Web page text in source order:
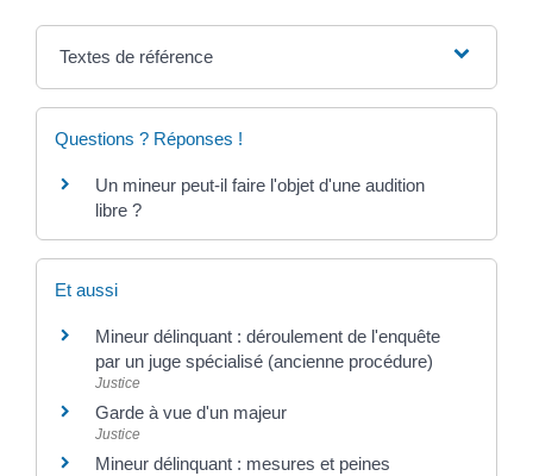
Textes de référence
Questions ? Réponses !
Un mineur peut-il faire l'objet d'une audition
libre ?
Et aussi
Mineur délinquant : déroulement de l'enquête
par un juge spécialisé (ancienne procédure)
Justice
Garde à vue d'un majeur
Justice
Mineur délinquant : mesures et peines